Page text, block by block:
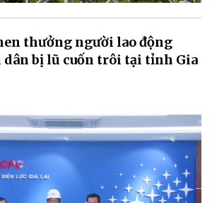
thưởng người lao động
dân bị lũ cuốn trôi tại tỉnh Gia